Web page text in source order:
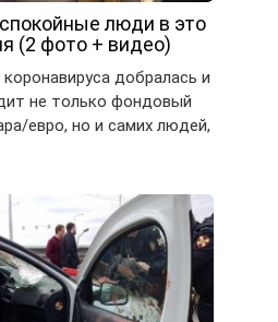
люди в это
(2 фото + видео)
добралась и
не только фондовый
евро, но и самих людей,